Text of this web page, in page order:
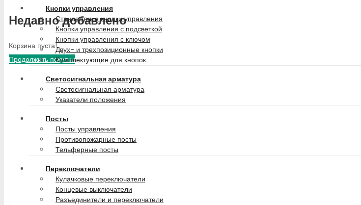
Недавно добавлено
Корзина пуста!
Продолжить покупки
Кнопки управления
Стандартные кнопки управления
Кнопки управления с подсветкой
Кнопки управления с ключом
Двух- и трехпозиционные кнопки
Комплектующие для кнопок
Светосигнальная арматура
Светосигнальная арматура
Указатели положения
Посты
Посты управления
Противопожарные посты
Тельферные посты
Переключатели
Кулачковые переключатели
Концевые выключатели
Разъединители и переключатели